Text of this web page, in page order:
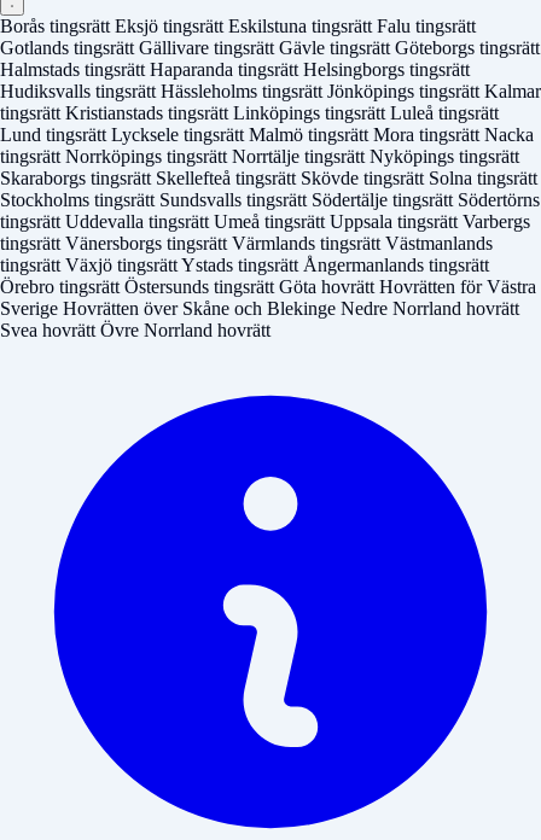
Borås tingsrätt Eksjö tingsrätt Eskilstuna tingsrätt Falu tingsrätt
Gotlands tingsrätt Gällivare tingsrätt Gävle tingsrätt Göteborgs tingsrätt
Halmstads tingsrätt Haparanda tingsrätt Helsingborgs tingsrätt
Hudiksvalls tingsrätt Hässleholms tingsrätt Jönköpings tingsrätt Kalmar
tingsrätt Kristianstads tingsrätt Linköpings tingsrätt Luleå tingsrätt
Lund tingsrätt Lycksele tingsrätt Malmö tingsrätt Mora tingsrätt Nacka
tingsrätt Norrköpings tingsrätt Norrtälje tingsrätt Nyköpings tingsrätt
Skaraborgs tingsrätt Skellefteå tingsrätt Skövde tingsrätt Solna tingsrätt
Stockholms tingsrätt Sundsvalls tingsrätt Södertälje tingsrätt Södertörns
tingsrätt Uddevalla tingsrätt Umeå tingsrätt Uppsala tingsrätt Varbergs
tingsrätt Vänersborgs tingsrätt Värmlands tingsrätt Västmanlands
tingsrätt Växjö tingsrättYstads tingsrätt Ångermanlands tingsrätt
Örebro tingsrätt Östersunds tingsrätt Göta hovrätt Hovrätten för Västra
Sverige Hovrätten över Skåne och Blekinge Nedre Norrland hovrätt
Svea hovrätt Övre Norrland hovrätt